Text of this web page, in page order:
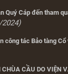
Quý Cáp đến tham
công tác Bảo tàng
CẦU DO VIỆN